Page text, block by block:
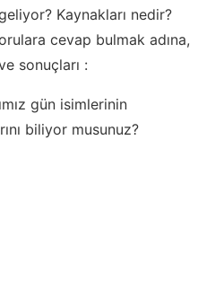
Kaynakları nedir?
cevap bulmak adına,
sonuçları :
gün isimlerinin
biliyor musunuz?